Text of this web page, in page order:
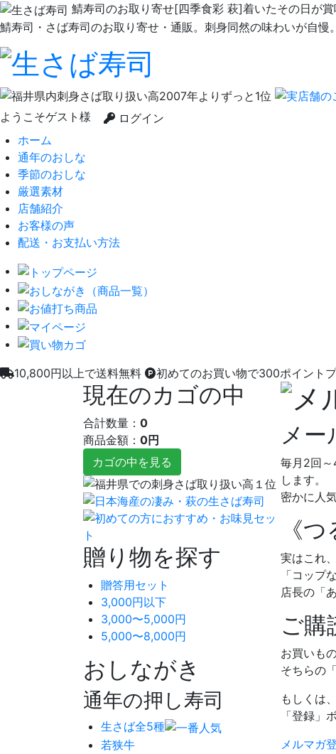
鯖寿司のお取り寄せ[四季食彩 萩]着いたその日が
鯖寿司・さば寿司のお取り寄せ・通販。刺身同然の味わいが自
ようこそゲスト様
ログイン
ホーム
通年のおしな
季節のおしな
厳選素材
店舗紹介
お客様の声
配送・お支払い方法
10,800円以上で送料無料 初めてのお買い物で300ポイント
メー
毎月2回
します。
密かに人
《
実はこれ
「コップ
店長の「
ご購
お買いも
そちらの
もしくは
「登録」
メルマガ
現在のカゴの中
合計数量： 0
商品金額： 0円
カゴの中を見る
贈り物を探す
贈答用セット
3,000円以下
3,000〜5,000円
5,000〜8,000円
おしながき
通年の押し寿司
生さば全5種
若狭牛